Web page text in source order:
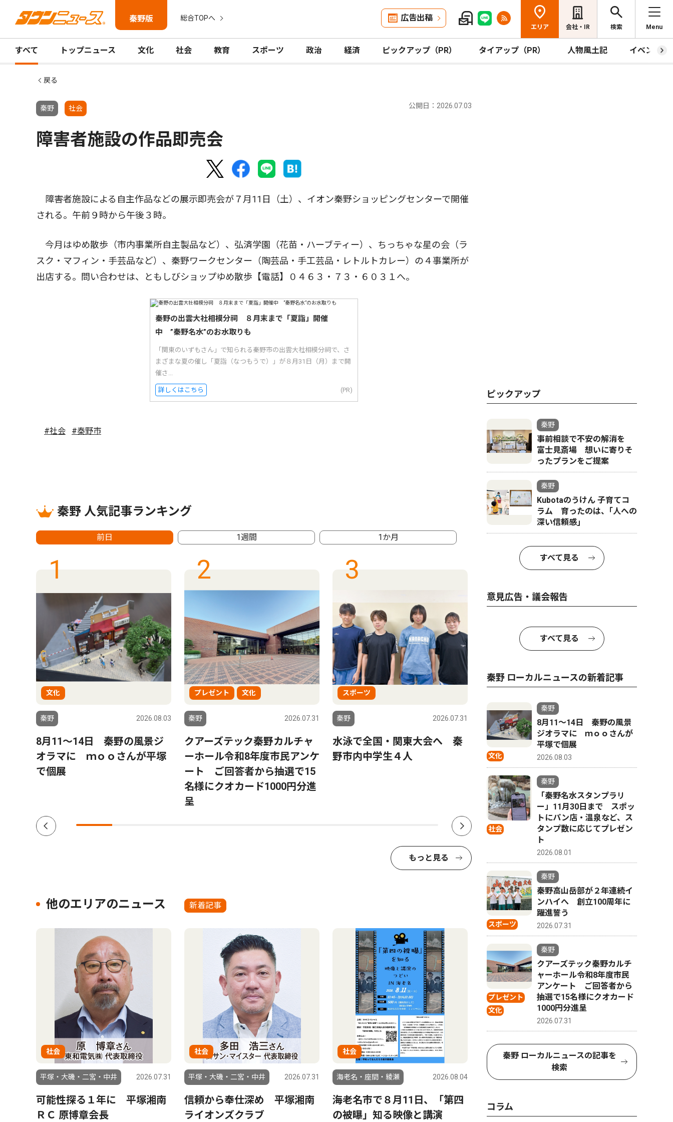
秦野版 総合TOPへ 広告出稿
エリア 会社・IR 検索 Menu
すべて トップニュース 文化 社会 教育 スポーツ 政治 経済 ピックアップ（PR） タイアップ（PR） 人物風土記 イベント
戻る
秦野 社会 公開日：2026.07.03
障害者施設の作品即売会
障害者施設による自主作品などの展示即売会が７月11日（土）、イオン秦野ショッピングセンターで開催
される。午前９時から午後３時。
今月はゆめ散歩（市内事業所自主製品など）、弘済学園（花苗・ハーブティー）、ちっちゃな星の会（ラ
スク・マフィン・手芸品など）、秦野ワークセンター（陶芸品・手工芸品・レトルトカレー）の４事業所が
出店する。問い合わせは、ともしびショップゆめ散歩【電話】０４６３・７３・６０３１へ。
秦野の出雲大社相模分祠 ８月末まで「夏詣」開催
中 ”秦野名水”のお水取りも
「関東のいずもさん」で知られる秦野市の出雲大社相模分祠で、さ
まざまな夏の催し「夏詣（なつもうで）」が８月31日（月）まで開
催さ...
詳しくはこちら (PR)
#社会 #秦野市
秦野 人気記事ランキング
前日 1週間 1か月
1
文化
秦野 2026.08.03
8月11〜14日 秦野の風景ジ
オラマに ｍｏｏさんが平塚
で個展
2
プレゼント 文化
秦野 2026.07.31
クアーズテック秦野カルチャ
ーホール令和8年度市民アンケ
ート ご回答者から抽選で15
名様にクオカード1000円分進
呈
3
スポーツ
秦野 2026.07.31
水泳で全国・関東大会へ 秦
野市内中学生４人
秦野 2026.07.31
延長戦制しコメッツ優勝 な
かしん旗争奪野球大会
経験生か
版
もっと見る
他のエリアのニュース 新着記事
社会
平塚・大磯・二宮・中井 2026.07.31
可能性探る１年に 平塚湘南
ＲＣ 原博章会長
社会
平塚・大磯・二宮・中井 2026.07.31
信頼から奉仕深め 平塚湘南
ライオンズクラブ
社会
海老名・座間・綾瀬 2026.08.04
海老名市で８月11日、「第四
の被曝」知る映像と講演
ピックアップ
秦野
事前相談で不安の解消を
富士見斎場 想いに寄りそ
ったプランをご提案
秦野
Kubotaのうけん 子育てコ
ラム 育ったのは、｢人への
深い信頼感｣
すべて見る
意見広告・議会報告
すべて見る
秦野 ローカルニュースの新着記事
文化
秦野
8月11〜14日 秦野の風景
ジオラマに ｍｏｏさんが
平塚で個展
2026.08.03
社会
秦野
「秦野名水スタンプラリ
ー」11月30日まで スポッ
トにパン店・温泉など、ス
タンプ数に応じてプレゼン
ト
2026.08.01
スポーツ
秦野
秦野高山岳部が２年連続イ
ンハイへ 創立100周年に
躍進誓う
2026.07.31
プレゼント
文化
秦野
クアーズテック秦野カルチ
ャーホール令和8年度市民
アンケート ご回答者から
抽選で15名様にクオカード
1000円分進呈
2026.07.31
秦野 ローカルニュースの記事を
検索
コラム